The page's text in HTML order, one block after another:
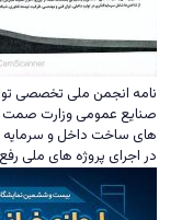
نامه انجمن ملی تخصصی
صنایع عمومی وزارت صمت
های ساخت داخل و
در اجرای پروژه های ملی رفع